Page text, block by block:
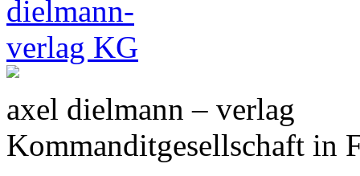
axel dielmann – verlag
Kommanditgesellschaft in